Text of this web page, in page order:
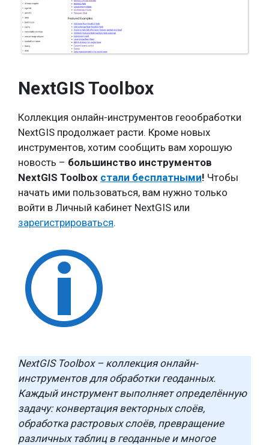
NextGIS Toolbox
Коллекция онлайн-инструментов геообработки
NextGIS продолжает расти. Кроме новых
инструментов, хотим сообщить вам хорошую
новость – большинство инструментов
NextGIS Toolbox стали бесплатными! Чтобы
начать ими пользоваться, вам нужно только
войти в Личный кабинет NextGIS или
зарегистрироваться.
NextGIS Toolbox – коллекция онлайн-
инструментов для обработки геоданных.
Каждый инструмент выполняет определённую
задачу: конвертация векторных слоёв,
обработка растровых слоёв, превращение
различных таблиц в геоданные и многое